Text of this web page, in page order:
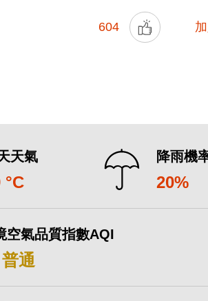
604
天氣
°C
降雨機
20%
空氣品質指數AQI
通